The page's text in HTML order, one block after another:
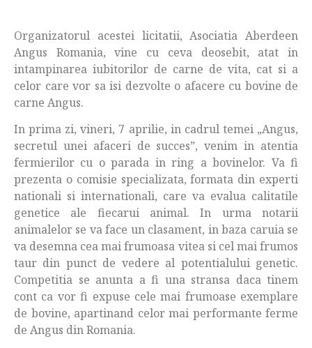
Organizatorul acestei licitatii, Asociatia Aberdeen
Angus Romania, vine cu ceva deosebit, atat in
intampinarea iubitorilor de carne de vita, cat si a
celor care vor sa isi dezvolte o afacere cu bovine de
carne Angus.
In prima zi, vineri, 7 aprilie, in cadrul temei „Angus,
secretul unei afaceri de succes”, venim in atentia
fermierilor cu o parada in ring a bovinelor. Va fi
prezenta o comisie specializata, formata din experti
nationali si internationali, care va evalua calitatile
genetice ale fiecarui animal. In urma notarii
animalelor se va face un clasament, in baza caruia se
va desemna cea mai frumoasa vitea si cel mai frumos
taur din punct de vedere al potentialului genetic.
Competitia se anunta a fi una stransa daca tinem
cont ca vor fi expuse cele mai frumoase exemplare
de bovine, apartinand celor mai performante ferme
de Angus din Romania.